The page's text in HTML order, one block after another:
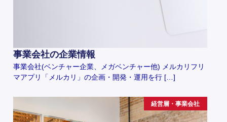
事業会社の企業情報
事業会社(ベンチャー企業、メガベンチャー他) メルカリフリ
マアプリ「メルカリ」の企画・開発・運用を行 […]
経営層・事業会社